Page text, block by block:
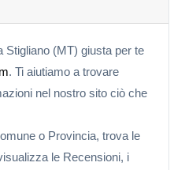
Stigliano (MT) giusta per te
. Ti aiutiamo a trovare
nel nostro sito ciò che
o Provincia, trova le
le Recensioni, i